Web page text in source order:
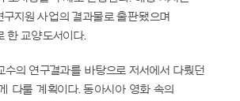
지원 사업의 결과물로 출판됐으며
한 교양도서이다.
수의 연구결과를 바탕으로 저서에서 다뤘던
다룰 계획이다. 동아시아 영화 속의